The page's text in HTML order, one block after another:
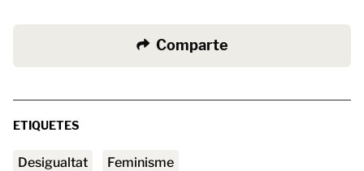
Comparte
ETIQUETES
desigualtat feminisme